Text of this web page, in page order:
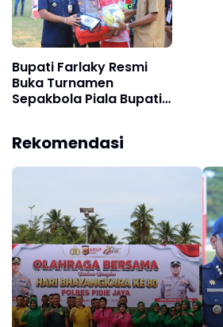
Bupati Farlaky Resmi
Buka Turnamen
Sepakbola Piala Bupati
Rekomendasi